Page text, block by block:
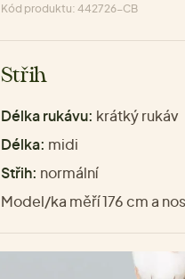
Kód produktu: 442726-CB
Střih
Délka rukávu: krátký rukáv
Délka: midi
Střih: normální
Model/ka měří 176 cm a